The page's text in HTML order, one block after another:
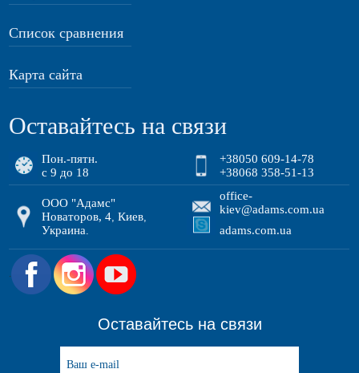
Список сравнения
Карта сайта
Оставайтесь на связи
Пон.-пятн.
с 9 до 18
+38050 609-14-78
+38068 358-51-13
ООО "Адамс"
Новаторов, 4 ,Киев
Украина
office-
kiev@adams.com.ua
adams.com.ua
.
Оставайтесь на связи